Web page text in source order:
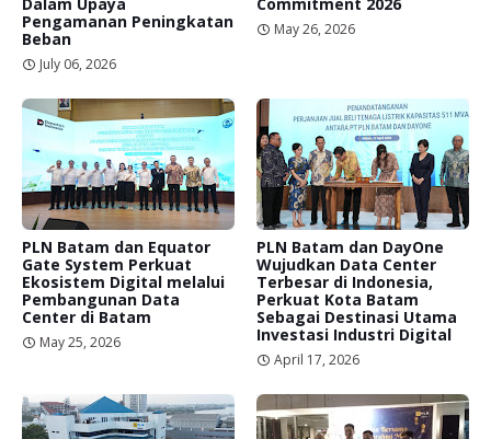
Pengamanan Peningkatan
Beban
July 06, 2026
May 26, 2026
PLN Batam dan Equator
Gate System Perkuat
Ekosistem Digital melalui
Pembangunan Data
Center di Batam
May 25, 2026
PLN Batam dan DayOne
Wujudkan Data Center
Terbesar di Indonesia,
Perkuat Kota Batam
Sebagai Destinasi Utama
Investasi Industri Digital
April 17, 2026